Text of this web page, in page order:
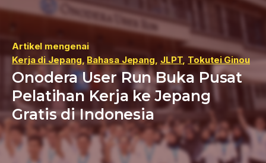
Artikel mengenai
Kerja di Jepang, Bahasa Jepang, JLPT, Tokutei Ginou
Onodera User Run Buka Pusat
Pelatihan Kerja ke Jepang
Gratis di Indonesia